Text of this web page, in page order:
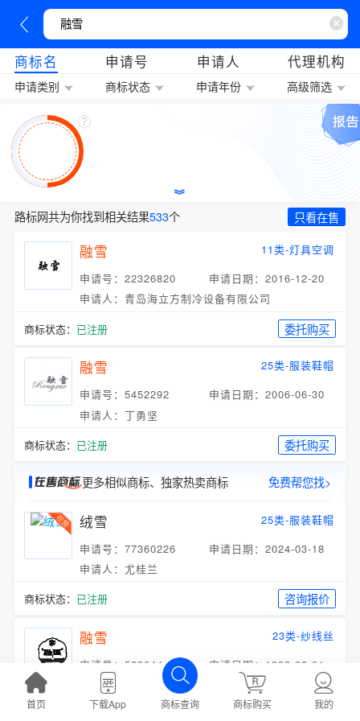
首页 下载App 商标查询 商标购买 我的
商标名 申请号 申请人 代理机构
申请类别 商标状态 申请年份 高级筛选
路标网共为你找到相关结果533个 只看在售
融雪
11类-灯具空调
申请号：22326820
申请日期：2016-12-20
申请人：青岛海立方制冷设备有限公司
商标状态： 已注册 委托购买
融雪
25类-服装鞋帽
申请号：5452292
申请日期：2006-06-30
申请人：丁勇坚
商标状态： 已注册 委托购买
更多相似商标、独家热卖商标 免费帮您找>
绒雪
25类-服装鞋帽
申请号：77360226
申请日期：2024-03-18
申请人：尤桂兰
商标状态： 已注册 咨询报价
融雪
23类-纱线丝
申请号：523044
申请日期：1989-08-01
申请人：张家口市茶坊区绒线厂
商标无效